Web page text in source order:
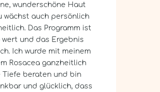
wunderschöne Haut
wächst auch persönlich
Das Programm ist
wert und das Ergebnis
Ich wurde mit meinem
Rosacea ganzheitlich
Tiefe beraten und bin
und glücklich, dass